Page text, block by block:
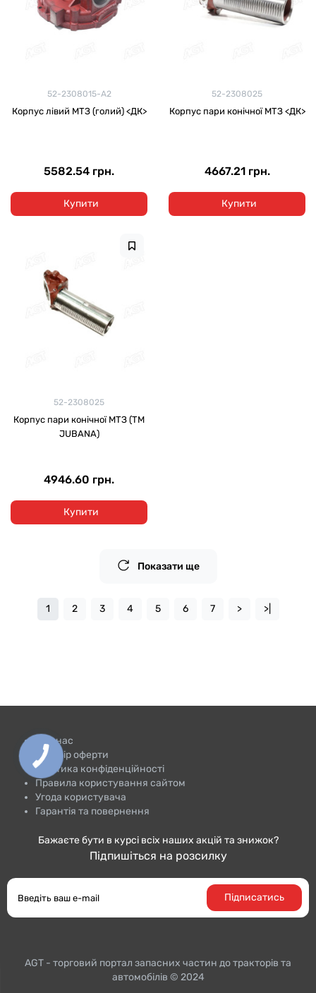
52-2308015-А2
Корпус лівий МТЗ (голий) <ДК>
5582.54 грн.
Купити
52-2308025
Корпус пари конічної МТЗ <ДК>
4667.21 грн.
Купити
52-2308025
Корпуc пари конічної МТЗ (ТМ
JUBANA)
4946.60 грн.
Купити
Показати ще
1 2 3 4 5 6 7 > >|
Про нас
Договір оферти
Політика конфіденційності
Правила користування сайтом
Угода користувача
Гарантія та повернення
Бажаєте бути в курсі всіх наших акцій та знижок?
Підпишіться на розсилку
Підписатись
AGT - торговий портал запасних частин до тракторiв та
автомобілів © 2024